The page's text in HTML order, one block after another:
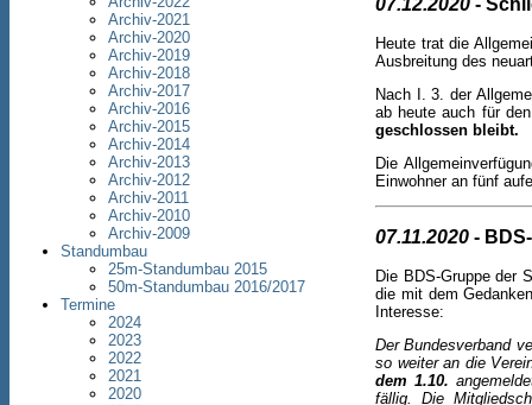
Archiv-2021
Archiv-2020
Archiv-2019
Archiv-2018
Archiv-2017
Archiv-2016
Archiv-2015
Archiv-2014
Archiv-2013
Archiv-2012
Archiv-2011
Archiv-2010
Archiv-2009
Standumbau
25m-Standumbau 2015
50m-Standumbau 2016/2017
Termine
2024
2023
2022
2021
2020
Heute trat die
Ausbreitung des
Nach I. 3. der
ab heute auch für
geschlossen bleibt.
Die
Einwohner an fünf
07.11.2020 -
Die BDS-Gruppe der
die mit dem
Interesse:
Der Bundesverband
so weiter an die
dem 1.10.
fällig. Die